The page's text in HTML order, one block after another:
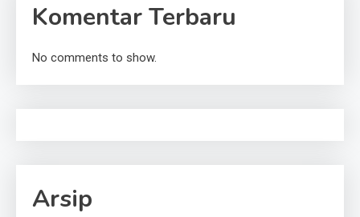
Komentar Terbaru
No comments to show.
Arsip